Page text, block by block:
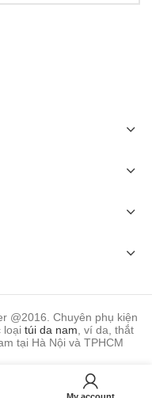
@2016. Chuyên phụ kiện
loại túi da nam, ví da, thắt
tại Hà Nội và TPHCM